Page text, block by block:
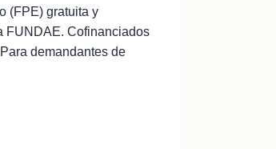
(FPE) gratuita y
FUNDAE. Cofinanciados
demandantes de